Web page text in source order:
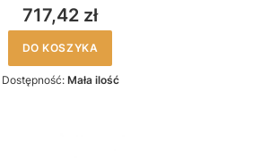
717,42 zł
DO KOSZYKA
Dostępność: Mała ilość